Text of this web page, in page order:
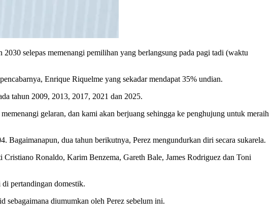
selepas memenangi pemilihan yang berlangsung pada pagi tadi (waktu
Enrique Riquelme yang sekadar mendapat 35% undian.
tahun 2009, 2013, 2017, 2021 dan 2025.
gelaran, dan kami akan berjuang sehingga ke penghujung untuk meraih
Bagaimanapun, dua tahun berikutnya, Perez mengundurkan diri secara sukarela.
Cristiano Ronaldo, Karim Benzema, Gareth Bale, James Rodriguez dan Toni
pertandingan domestik.
sebagaimana diumumkan oleh Perez sebelum ini.